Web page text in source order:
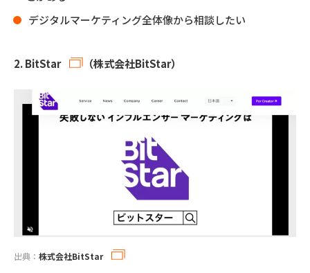
デジタルマーケティング全体像から相談したい
2.BitStar （株式会社BitStar）
出典： 株式会社BitStar